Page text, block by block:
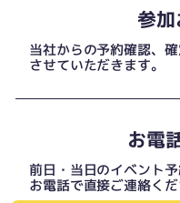
参
当社からの予約確認、
させていただきます。
お電
前日・当日のイベント予
お電話で直接ご連絡くだ